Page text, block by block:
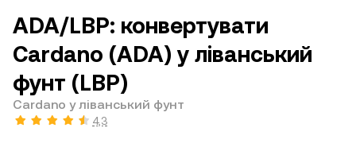
ADA/LBP: конвертувати
Cardano (ADA) у ліванський
фунт (LBP)
Cardano у ліванський фунт
4,3